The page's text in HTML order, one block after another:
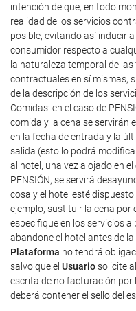
intención de que, en todo
realidad de los servicios
posible, evitando así inducir
consumidor respecto a
la naturaleza temporal de
contractuales en sí mismas,
de la descripción de los
Comidas: en el caso de
comida y la cena se servirán
en la fecha de entrada y la
salida (esto lo podrá
al hotel, una vez alojado en
PENSIÓN, se servirá
cosa y el hotel esté
ejemplo, sustituir la cena por
especifique en los servicios a
abandone el hotel antes de
Plataforma no tendrá
salvo que el Usuariosolicite
escrita de no facturación por
deberá contener el sello del